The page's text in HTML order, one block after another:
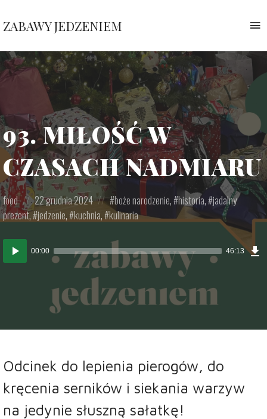
ZABAWY JEDZENIEM
Nawrockiej
93. MIŁOŚĆ W
CZASACH NADMIARU
Posted
in:
food
Posted
on
22 grudnia 2024
Posted
in:
boże narodzenie, historia, jadalny
prezent, jedzenie, kuchnia, kulinaria
plików
00:00 46:13
Odcinek do lepienia pierogów, do
kręcenia serników i siekania warzyw
na jedynie słuszną sałatkę!